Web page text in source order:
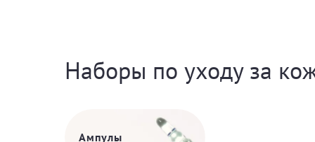
Наборы по уходу за
Ампулы